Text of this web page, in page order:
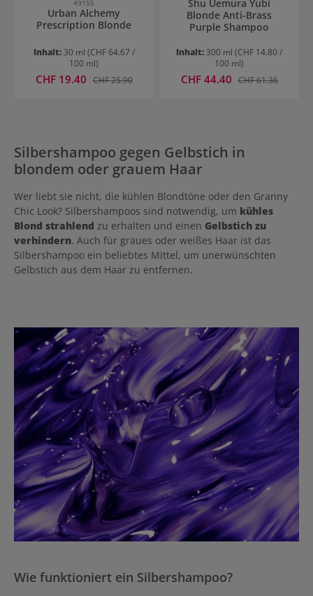
49155
Urban Alchemy
Prescription Blonde
Inhalt: 30 ml (CHF 64.67 /
100 ml)
Verkaufspreis:
CHF 19.40 Regulärer Preis:
CHF 25.90
Shu Uemura Yubi
Blonde Anti-Brass
Purple Shampoo
Inhalt: 300 ml (CHF 14.80 /
100 ml)
Verkaufspreis:
CHF 44.40 Regulärer Preis:
CHF 61.36
Silbershampoo gegen Gelbstich in
blondem oder grauem Haar
Wer liebt sie nicht, die kühlen Blondtöne oder den Granny
Chic Look? Silbershampoos sind notwendig, um kühles
Blond strahlend zu erhalten und einen Gelbstich zu
verhindern. Auch für graues oder weißes Haar ist das
Silbershampoo ein beliebtes Mittel, um unerwünschten
Gelbstich aus dem Haar zu entfernen.
Wie funktioniert ein Silbershampoo?